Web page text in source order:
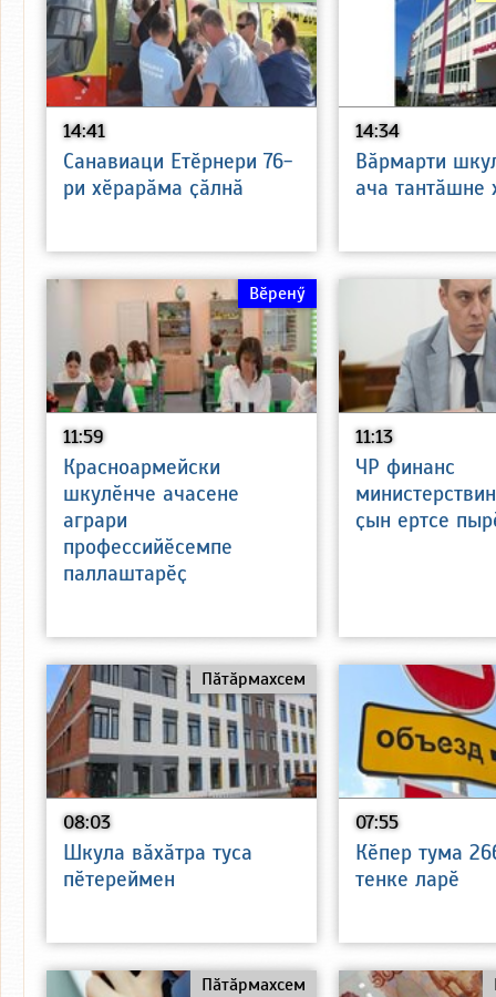
14:41
Санавиаци Етӗрнери 76-
ри хӗрарӑма ҫӑлнӑ
14:34
Вӑрмарти
ача тантӑшне
11:59
Вӗренӳ
Красноармейски
шкулӗнче ачасене
аграри
профессийӗсемпе
паллаштарӗҫ
11:13
ЧР финанс
ҫын ертсе
08:03
Пӑтӑрмахсем
Шкула вӑхӑтра туса
пӗтереймен
07:55
Кӗпер тума
тенке ларӗ
Пӑтӑрмахсем